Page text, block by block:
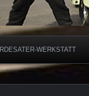
WERKSTATT